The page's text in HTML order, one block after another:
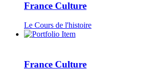
France Culture
Le Cours de l'histoire
France Culture